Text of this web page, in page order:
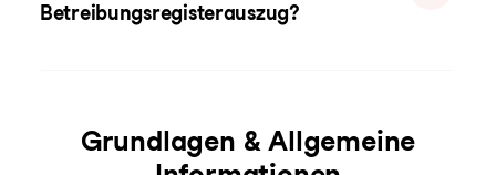
Betreibungsregisterauszug?
Grundlagen & Allgemeine